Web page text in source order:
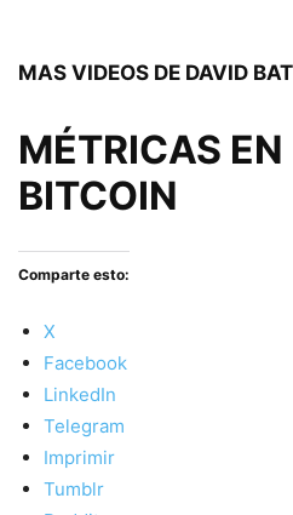
MAS VIDEOS DE DAVID
MÉTRICAS EN
BITCOIN
Comparte esto:
X
Facebook
LinkedIn
Telegram
Imprimir
Tumblr